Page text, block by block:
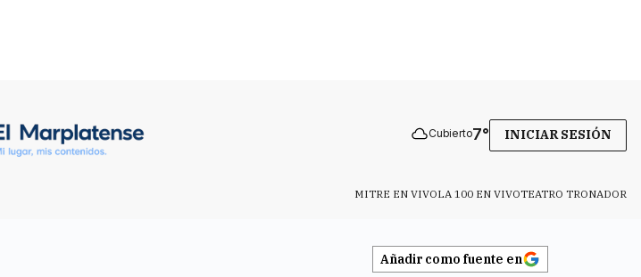
Cubierto7° INICIAR SESIÓN
MITRE EN VIVOLA 100 EN VIVOTEATRO TRONADOR
Añadir como fuente en